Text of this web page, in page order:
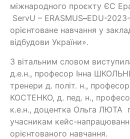
міжнародного проєкту ЄС
ServU – ERASMUS–EDU-
орієнтоване навчання у
відбудови України».
З вітальним словом
д.е.н., професор Інна
тренери д. політ. н.,
КОСТЕНКО, д. пед. н.,
к.е.н., доцентка Ольга ЛЮТА
учасникам кейс-
орієнтованого навчання.